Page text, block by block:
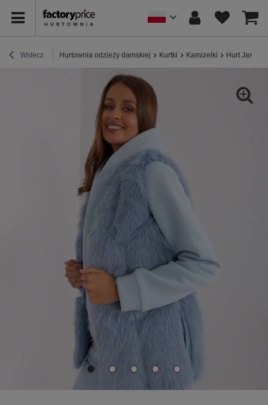
Wstecz Hurtownia odzieży damskiej Kurtki Kamizelki Hurt